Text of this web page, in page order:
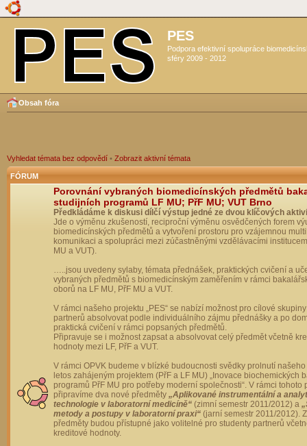
PES
Podpora efektivní spolupráce
sféry 2009 - 2012
Obsah fóra
Vyhledat témata bez odpovědí • Zobrazit aktivní témata
FÓRUM
Porovnání vybraných biomedicínských předmětů
studijních programů LF MU; PřF MU; VUT Brno
Předkládáme k diskusi dílčí výstup jedné ze dvou klíčových
Jde o výměnu zkušeností, reciproční výměnu osvědčených forem
biomedicínských předmětů a vytvoření prostoru pro vzájemnou
komunikaci a spolupráci mezi zúčastněnými vzdělávacími
MU a VUT).
…..jsou uvedeny sylaby, témata přednášek, praktických cvičení a
vybraných předmětů s biomedicínským zaměřením v rámci
oborů na LF MU, PřF MU a VUT.
V rámci našeho projektu „PES“ se nabízí možnost pro cílové
partnerů absolvovat podle individuálního zájmu přednášky a po
praktická cvičení v rámci popsaných předmětů.
Připravuje se i možnost zapsat a absolvovat celý předmět včetně
hodnoty mezi LF, PřF a VUT.
V rámci OPVK budeme v blízké budoucnosti svědky prolnutí
letos zahájeným projektem (PřF a LF MU) „Inovace biochemických
programů PřF MU pro potřeby moderní společnosti“. V rámci tohoto
připravíme dva nové předměty „Aplikované instrumentální a
technologie v laboratorní medicíně“ (zimní semestr 2011/2012) a
metody a postupy v laboratorní praxi“ (jarní semestr 2011/2012).
předměty budou přístupné jako volitelné pro studenty partnerů
kreditové hodnoty.